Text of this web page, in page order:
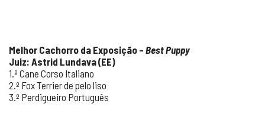
Melhor Cachorro da Exposição – Best Puppy
Juiz: Astrid Lundava (EE)
1.º Cane Corso Italiano
2.º Fox Terrier de pelo liso
3.º Perdigueiro Português